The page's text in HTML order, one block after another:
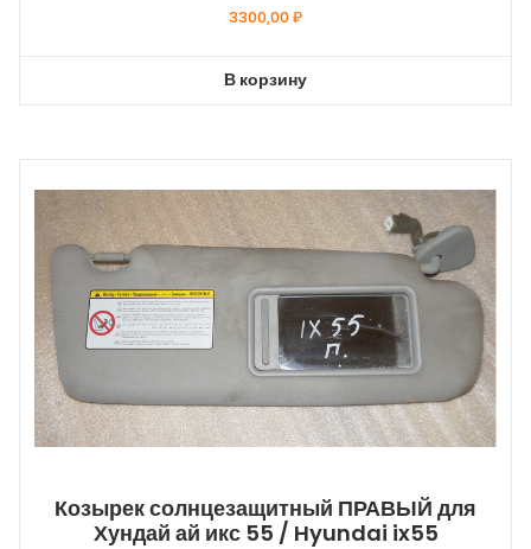
3300,00₽
В корзину
Козырек солнцезащитный ПРАВЫЙ для
Хундай ай икс 55 / Hyundai ix55